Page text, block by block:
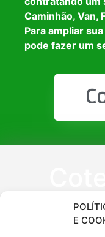
E
Caminhão, Van,
Para ampliar
pode fazer um